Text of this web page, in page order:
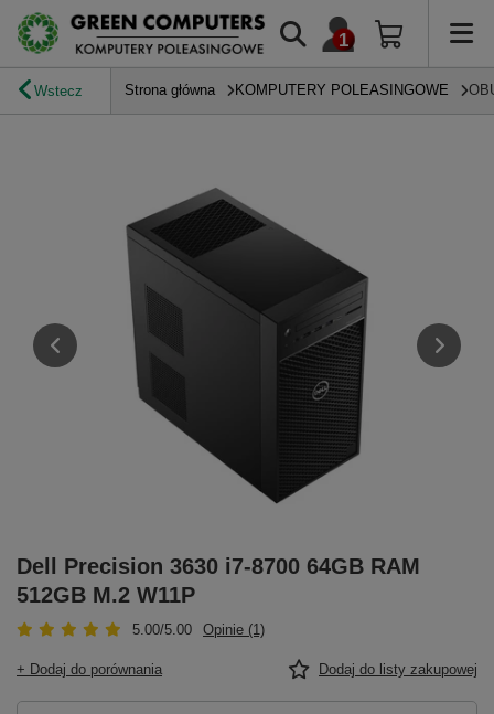
Wstecz Strona główna KOMPUTERY POLEASINGOWE
Dell Precision 3630 i7-8700 64GB RAM
512GB M.2 W11P
5.00/5.00 Opinie (1)
+ Dodaj do porównania Dodaj do listy zakupowej